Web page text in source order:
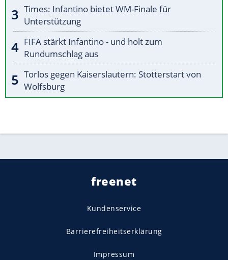
Times: Infantino bietet WM-Finale für
Unterstützung
FIFA stärkt Infantino - und holt zum
Rundumschlag aus
Torlos gegen Kaiserslautern: Stotterstart von
Wolfsburg
freenet
Kundenservice
Barrierefreiheitserklärung
Impressum